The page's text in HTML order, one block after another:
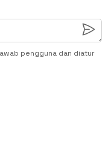
pengguna dan diatur